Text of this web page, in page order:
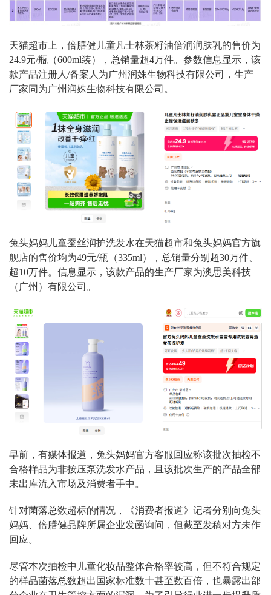
天猫超市上，倍膳健儿童凡士林茶籽油倍润润肤乳的售价为
24.9元/瓶（600ml装），总销量超4万件。参数信息显示，该
款产品注册人/备案人为广州润姝生物科技有限公司，生产
厂家同为广州润姝生物科技有限公司。
兔头妈妈儿童蚕丝润护洗发水在天猫超市和兔头妈妈官方旗
舰店的售价均为49元/瓶（335ml），总销量分别超30万件、
超10万件。信息显示，该款产品的生产厂家为澳思美科技
（广州）有限公司。
早前，有媒体报道，兔头妈妈官方客服回应称该批次抽检不
合格样品为非按压泵洗发水产品，且该批次生产的产品全部
未出库流入市场及消费者手中。
针对菌落总数超标的情况，《消费者报道》记者分别向兔头
妈妈、倍膳健品牌所属企业发函询问，但截至发稿对方未作
回应。
尽管本次抽检中儿童化妆品整体合格率较高，但不符合规定
的样品菌落总数超出国家标准数十甚至数百倍，也暴露出部